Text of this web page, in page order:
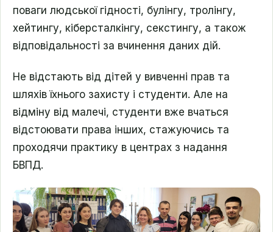
поваги людської гідності, булінгу, тролінгу,
хейтингу, кіберсталкінгу, секстингу, а також
відповідальності за вчинення даних дій.
Не відстають від дітей у вивченні прав та
шляхів їхнього захисту і студенти. Але на
відміну від малечі, студенти вже вчаться
відстоювати права інших, стажуючись та
проходячи практику в центрах з надання
БВПД.